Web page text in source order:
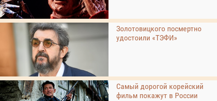
Золотовицкого посмертно
удостоили «ТЭФИ»
Самый дорогой корейский
фильм покажут в России